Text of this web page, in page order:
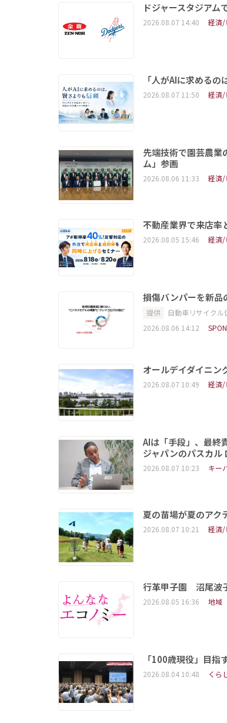
ドジャースタジア
2026.08.07 14:40 経済/
「人がAIに求める
2026.08.07 11:50 経済/
先端技術で園芸農
ム」参画
2026.08.06 11:33 経済/
不動産業界で来店
2026.08.05 15:46 経済/
損傷バンパーを新品
提供
自動車リサイクル
2026.08.06 14:12
オールデイダイニ
2026.08.07 10:49 経済/
AIは「手段」、最
ジャパンのパスカル
2026.08.07 10:23 キー
夏の苗場が夏のア
2026.08.07 10:21 経済/
行革甲子園 沼尾波
2026.08.05 16:36 地域
「100歳現役」目
2026.08.04 10:48 くら